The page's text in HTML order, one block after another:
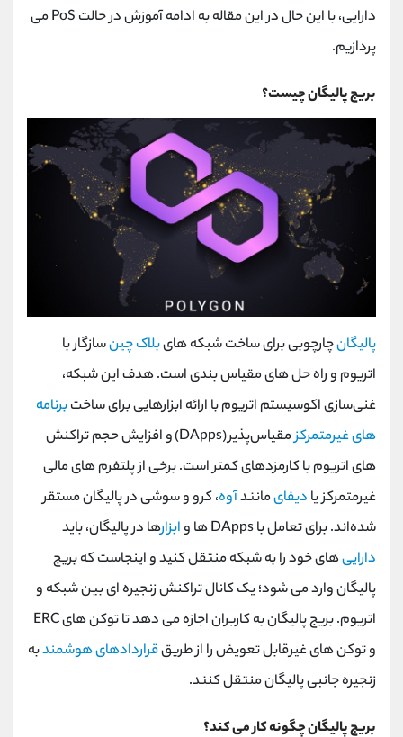
دارایی، با این حال در این مقاله به ادامه آموزش در حالت PoSمی
پردازیم.
بریج پالیگان چیست؟
پالیگانچارچوبی برای ساخت شبکه هایبلاک چینسازگار با
اتریوم و راه حل های مقیاس بندی است. هدف این شبکه،
غنی‌سازی اکوسیستم اتریوم با ارائه ابزارهایی برای ساختبرنامه
‌های غیرمتمرکزمقیاس‌پذیر(DApps)و افزایش حجم تراکنش
‌های اتریوم با کارمزدهای کمتر است. برخی از پلتفرم ‌های مالی
غیرمتمرکز یا دیفایمانندآوه، کرو و سوشی در پالیگان مستقر
شده‌اند. برای تعامل باDAppsها وابزارها در پالیگان، باید
داراییهای خود را به شبکه منتقل کنید و اینجاست که بریج
پالیگان وارد می شود؛ یک کانال تراکنش زنجیره ای بین شبکه و
اتریوم. بریج پالیگان به کاربران اجازه می دهد تا توکن هایERC
و توکن های غیرقابل تعویض را از طریققراردادهای هوشمندبه
زنجیره جانبی پالیگان منتقل کنند.
بریج پالیگان چگونه کار می کند؟